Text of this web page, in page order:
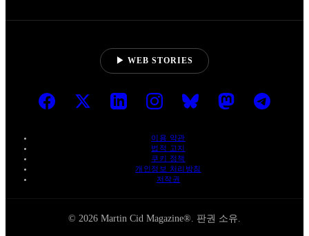
▶ WEB STORIES
이용 약관
법적 고지
쿠키 정책
개인정보 처리방침
저작권
© 2026 Martin Cid Magazine®. 판권 소유.